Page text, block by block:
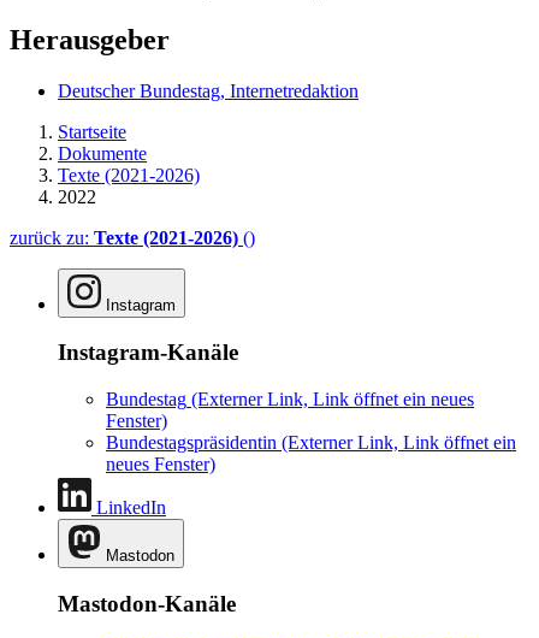
Herausgeber
Deutscher Bundestag, Internetredaktion
Startseite
Dokumente
Texte (2021-2026)
2022
zurück zu: Texte (2021-2026) ()
Instagram
Instagram-Kanäle
Bundestag (Externer Link, Link öffnet ein neues
Fenster)
Bundestagspräsidentin (Externer Link, Link öffnet ein
neues Fenster)
LinkedIn
Mastodon
Mastodon-Kanäle